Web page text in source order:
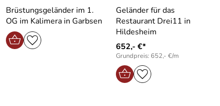
Brüstungsgeländer im 1.
OG im Kalimera in Garbsen
Geländer für das
Restaurant Drei11 in
Hildesheim
652,- €*
Grundpreis: 652,- €/m